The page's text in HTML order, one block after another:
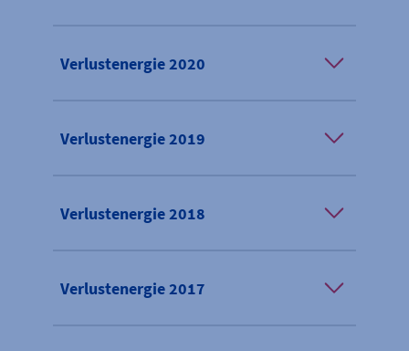
Verlustenergie 2020
Verlustenergie 2019
Verlustenergie 2018
Verlustenergie 2017